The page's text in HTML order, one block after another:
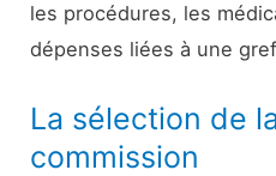
les procédures, les
dépenses liées à une
La sélection de
commission